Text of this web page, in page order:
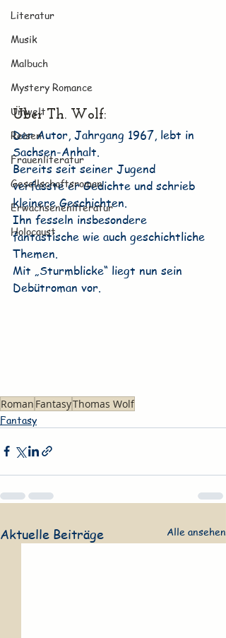
Literatur
Musik
Malbuch
Mystery Romance
Umwelt
Reisen
Frauenliteratur
Gesellschaftsroman
Erwachsenenliteratur
Holocaust
Über Th. Wolf:
Der Autor, Jahrgang 1967, lebt in
Sachsen-Anhalt.
Bereits seit seiner Jugend
verfasste er Gedichte und schrieb
kleinere Geschichten.
Ihn fesseln insbesondere
fantastische wie auch geschichtliche
Themen.
Mit „Sturmblicke“ liegt nun sein
Debütroman vor.
Roman FantasyThomas Wolf
Fantasy
Aktuelle Beiträge Alle ansehen